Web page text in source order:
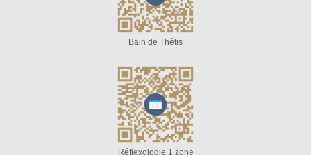
Bain de Thétis
Réflexologie 1 zone